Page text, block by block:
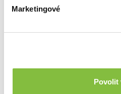
Marketingové
Povolit